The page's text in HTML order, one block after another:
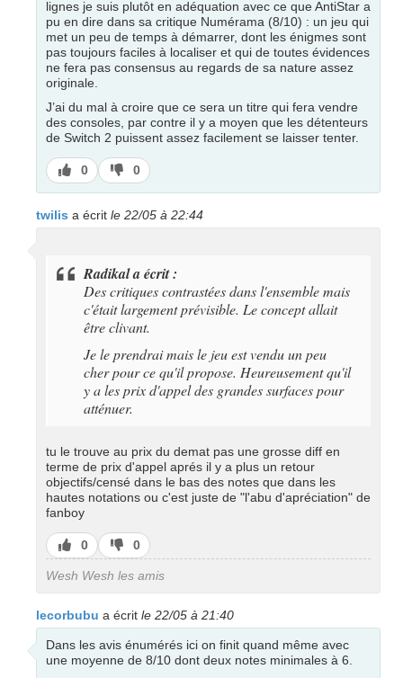
lignes je suis plutôt en adéquation avec ce que AntiStar a
pu en dire dans sa critique Numérama (8/10) : un jeu qui
met un peu de temps à démarrer, dont les énigmes sont
pas toujours faciles à localiser et qui de toutes évidences
ne fera pas consensus au regards de sa nature assez
originale.
J’ai du mal à croire que ce sera un titre qui fera vendre
des consoles, par contre il y a moyen que les détenteurs
de Switch 2 puissent assez facilement se laisser tenter.
J’aime
0
J’aime
pas
0
twilis a écrit le 22/05 à 22:44
Radikal a écrit :
Des critiques contrastées dans l'ensemble mais
c'était largement prévisible. Le concept allait
être clivant.
Je le prendrai mais le jeu est vendu un peu
cher pour ce qu'il propose. Heureusement qu'il
y a les prix d'appel des grandes surfaces pour
atténuer.
tu le trouve au prix du demat pas une grosse diff en
terme de prix d'appel aprés il y a plus un retour
objectifs/censé dans le bas des notes que dans les
hautes notations ou c'est juste de "l'abu d'apréciation" de
fanboy
J’aime
0
J’aime
pas
0
Wesh Wesh les amis
lecorbubu a écrit le 22/05 à 21:40
Dans les avis énumérés ici on finit quand même avec
une moyenne de 8/10 dont deux notes minimales à 6.